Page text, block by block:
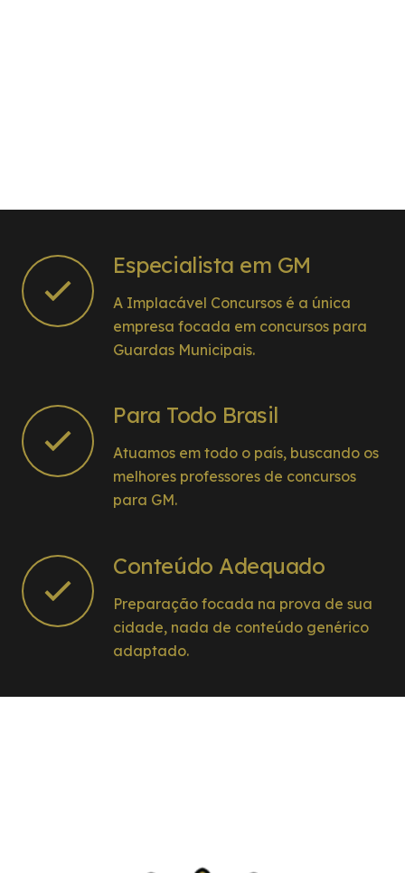
Especialista em GM
A Implacável Concursos é a única
empresa focada em concursos para
Guardas Municipais.
Para Todo Brasil
Atuamos em todo o país, buscando os
melhores professores de concursos
para GM.
Conteúdo Adequado
Preparação focada na prova de sua
cidade, nada de conteúdo genérico
adaptado.